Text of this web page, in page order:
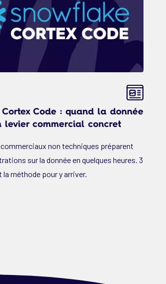
Cortex Code : quand la donnée
levier commercial concret
commerciaux non techniques préparent
sur la donnée en quelques heures. 3
la méthode pour y arriver.